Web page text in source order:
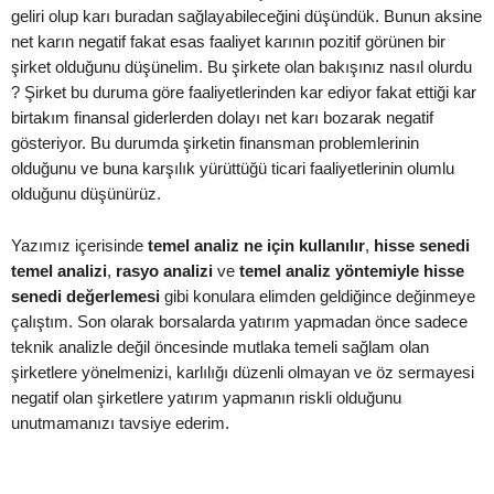
geliri olup karı buradan sağlayabileceğini düşündük. Bunun aksine
net karın negatif fakat esas faaliyet karının pozitif görünen bir
şirket olduğunu düşünelim. Bu şirkete olan bakışınız nasıl olurdu
? Şirket bu duruma göre faaliyetlerinden kar ediyor fakat ettiği kar
birtakım finansal giderlerden dolayı net karı bozarak negatif
gösteriyor. Bu durumda şirketin finansman problemlerinin
olduğunu ve buna karşılık yürüttüğü ticari faaliyetlerinin olumlu
olduğunu düşünürüz.
Yazımız içerisinde temel analiz ne için kullanılır, hisse senedi
temel analizi, rasyo analizi ve temel analiz yöntemiyle hisse
senedi değerlemesi gibi konulara elimden geldiğince değinmeye
çalıştım. Son olarak borsalarda yatırım yapmadan önce sadece
teknik analizle değil öncesinde mutlaka temeli sağlam olan
şirketlere yönelmenizi, karlılığı düzenli olmayan ve öz sermayesi
negatif olan şirketlere yatırım yapmanın riskli olduğunu
unutmamanızı tavsiye ederim.